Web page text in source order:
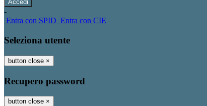
-
Entra con SPID Entra con CIE
Seleziona utente
button close ×
Recupero password
button close ×